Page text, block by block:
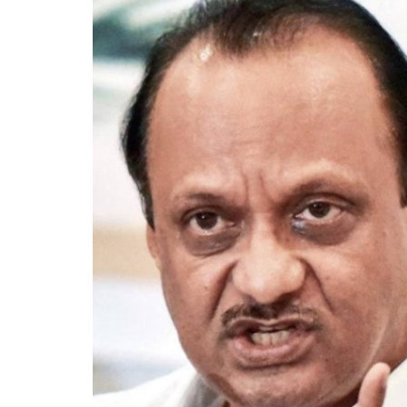
NDA
घोष